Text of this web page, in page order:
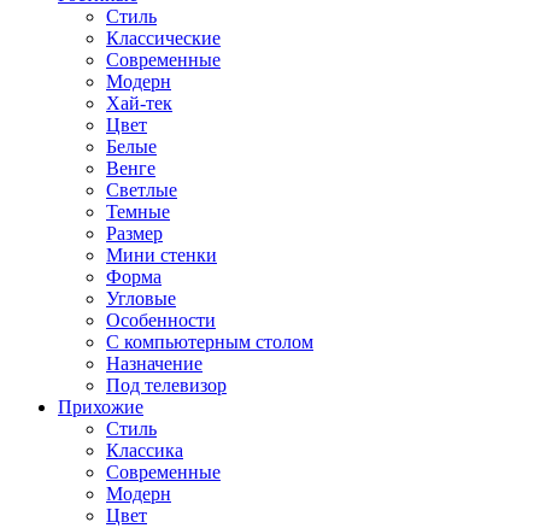
Стиль
Классические
Современные
Модерн
Хай-тек
Цвет
Белые
Венге
Светлые
Темные
Размер
Мини стенки
Форма
Угловые
Особенности
С компьютерным столом
Назначение
Под телевизор
Прихожие
Стиль
Классика
Современные
Модерн
Цвет